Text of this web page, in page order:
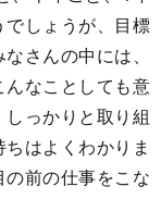
しょうが、目標
さんの中には、
なことしても意
っかりと取り組
はよくわかりま
前の仕事をこな